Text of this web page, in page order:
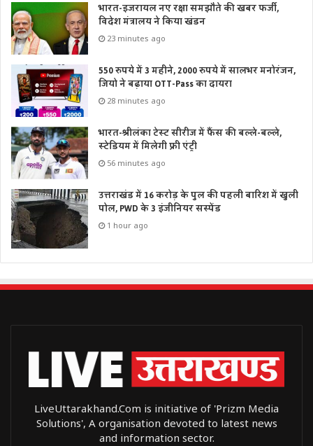
भारत-इजरायल नए रक्षा समझौते की खबर फर्जी,
विदेश मंत्रालय ने किया खंडन
23 minutes ago
550 रुपये में 3 महीने, 2000 रुपये में सालभर मनोरंजन,
जियो ने बढ़ाया OTT-Pass का दायरा
28 minutes ago
भारत-श्रीलंका टेस्ट सीरीज में फैंस की बल्ले-बल्ले,
स्टेडियम में मिलेगी फ्री एंट्री
56 minutes ago
उत्तराखंड में 16 करोड़ के पुल की पहली बारिश में खुली
पोल, PWD के 3 इंजीनियर सस्पेंड
1 hour ago
LiveUttarakhand.Com is initiative of 'Prizm Media
Solutions', A organisation devoted to latest news
and information sector.